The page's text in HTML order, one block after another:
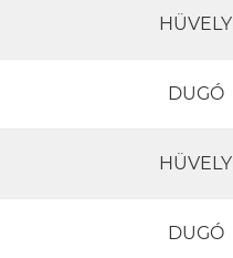
HÜVELY
DUGÓ
HÜVELY
DUGÓ